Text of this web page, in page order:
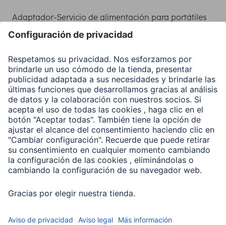
Adaptador-Servicio de alimentación para portátiles
Clientes online
Conviértete en distribuidor
Compañía
Historia de la empresa
Hama en todo el Mundo
Sostenibilidad
Business-Portal